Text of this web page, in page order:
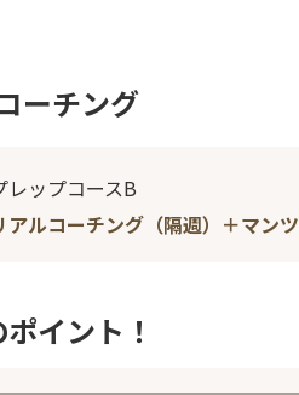
ーチング
レップコースB
アルコーチング（隔週）＋マン
イント！